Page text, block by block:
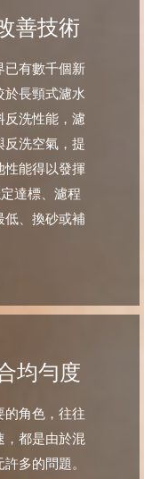
善技術
已有數千個新
長頸式濾水
反洗性能，濾
反洗空氣，提
性能得以發揮
達標、濾程
低、換砂或補
均勻度
的角色，往往
，都是由於混
多的問題。